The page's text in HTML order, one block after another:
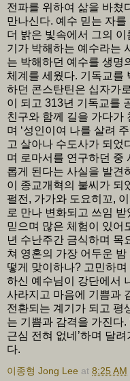
전파를 위하여 삶을 바쳤
만나신다. 예수 믿는 자
더 밝은 빛속에서 그의
기가 박해하는 예수라는
는 박해하던 예수를 생명
체계를 세웠다. 기독교를
하던 콘스탄틴은 십자가
이 되고 313년 기독교를
친구와 함께 길을 가다가
며 ‘성인이여 나를 살려
고 살아나 수도사가 되었
며 로마서를 연구하던 중
롭게 된다는 사실을 발견
이 종교개혁의 불씨가 되
펄전, 가가와 도요히꼬,
로 만나 변화되고 쓰임
믿으며 많은 체험이 있어
년 수난주간 금식하며 목
쳐 영혼의 가장 어두운
떻게 맞이하나? 고민하
하신 예수님이 강단에서
사라지고 마음에 기쁨과
전환되는 계기가 되고 평
는 기쁨과 감격을 가진다.
근심 전혀 없네’하며 달
다.
이종형 Jong Lee at 8:25 AM